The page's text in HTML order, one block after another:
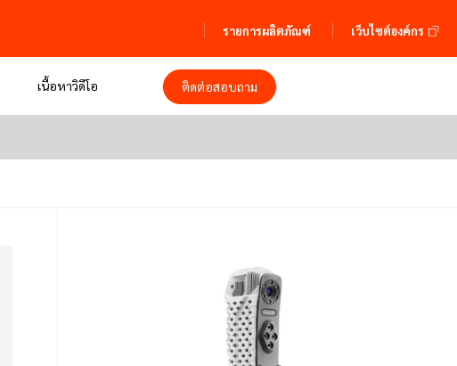
รายการผลิตภัณฑ์ เว็บไซต์องค์กร
เนื้อหาวิดีโอ ติดต่อสอบถาม